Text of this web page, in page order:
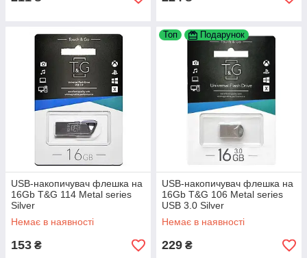
USB-накопичувач флешка на
16Gb T&G 114 Metal series
Silver
Немає в наявності
153 ₴
Топ Подарунок
USB-накопичувач флешка на
16Gb T&G 106 Metal series
USB 3.0 Silver
Немає в наявності
229 ₴